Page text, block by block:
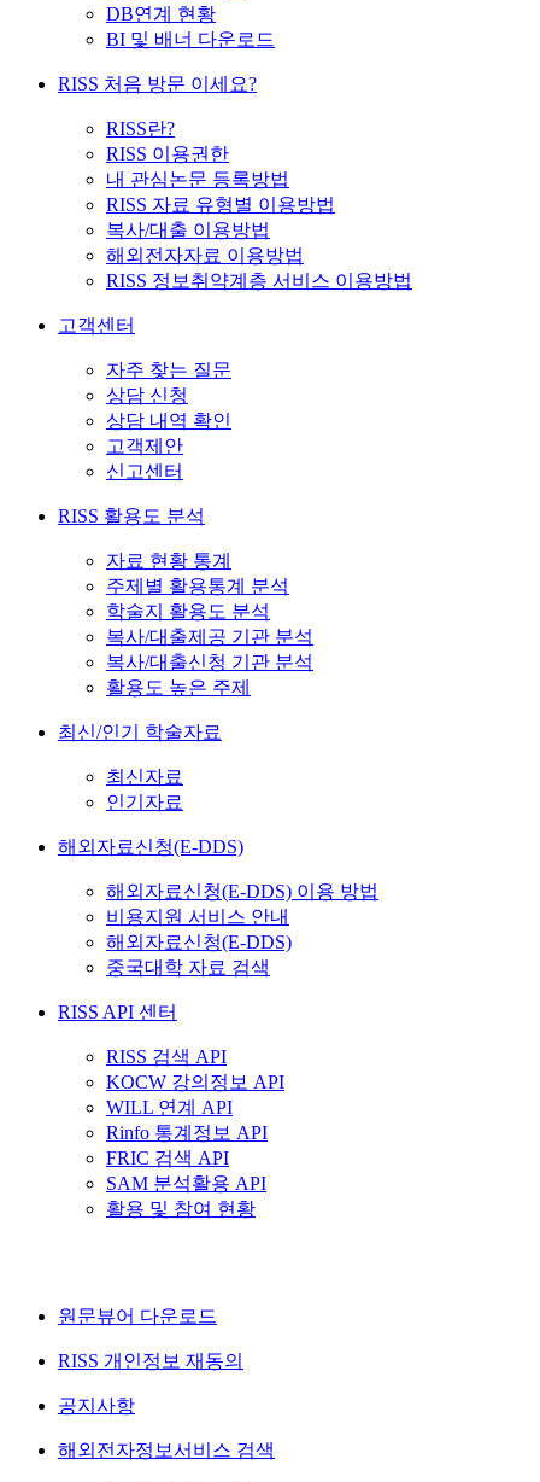
DB연계 현황
BI 및 배너 다운로드
RISS 처음 방문 이세요?
RISS란?
RISS 이용권한
내 관심논문 등록방법
RISS 자료 유형별 이용방법
복사/대출 이용방법
해외전자자료 이용방법
RISS 정보취약계층 서비스 이용방법
고객센터
자주 찾는 질문
상담 신청
상담 내역 확인
고객제안
신고센터
RISS 활용도 분석
자료 현황 통계
주제별 활용통계 분석
학술지 활용도 분석
복사/대출제공 기관 분석
복사/대출신청 기관 분석
활용도 높은 주제
최신/인기 학술자료
최신자료
인기자료
해외자료신청(E-DDS)
해외자료신청(E-DDS) 이용 방법
비용지원 서비스 안내
해외자료신청(E-DDS)
중국대학 자료 검색
RISS API 센터
RISS 검색 API
KOCW 강의정보 API
WILL 연계 API
Rinfo 통계정보 API
FRIC 검색 API
SAM 분석활용 API
활용 및 참여 현황
원문뷰어 다운로드
RISS 개인정보 재동의
공지사항
해외전자정보서비스 검색